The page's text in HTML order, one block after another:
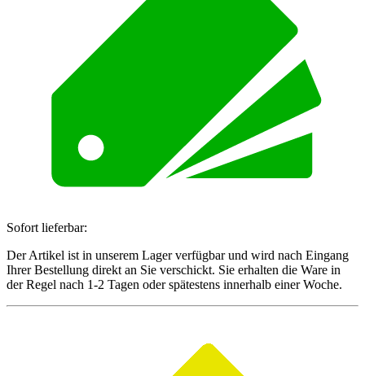
Sofort lieferbar:
Der Artikel ist in unserem Lager verfügbar und wird nach Eingang
Ihrer Bestellung direkt an Sie verschickt. Sie erhalten die Ware in
der Regel nach 1-2 Tagen oder spätestens innerhalb einer Woche.